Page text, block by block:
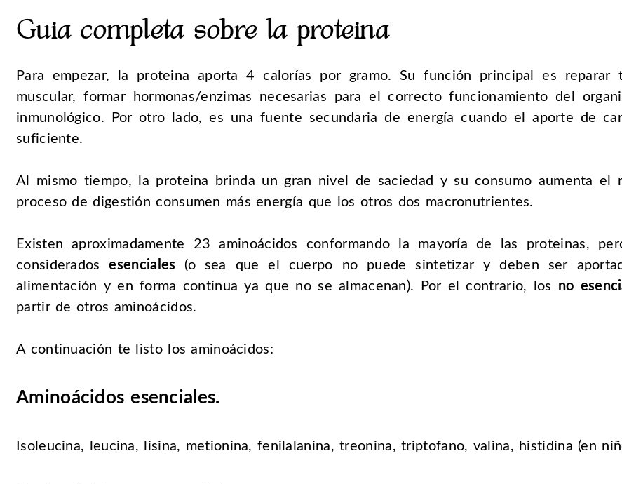
Guia completa sobre la proteina
Para empezar, la proteina aporta 4 calorías por gramo. Su función principal es reparar
muscular, formar hormonas/enzimas necesarias para el correcto funcionamiento del
inmunológico. Por otro lado, es una fuente secundaria de energía cuando el aporte de
suficiente.
Al mismo tiempo, la proteina brinda un gran nivel de saciedad y su consumo aumenta el
proceso de digestión consumen más energía que los otros dos macronutrientes.
Existen aproximadamente 23 aminoácidos conformando la mayoría de las proteinas,
consideradosesenciales (o sea que el cuerpo no puede sintetizar y deben ser
alimentación y en forma continua ya que no se almacenan). Por el contrario, los no
partir de otros aminoácidos.
A continuación te listo los aminoácidos:
Aminoácidos esenciales.
Isoleucina, leucina, lisina, metionina, fenilalanina, treonina, triptofano, valina, histidina (en